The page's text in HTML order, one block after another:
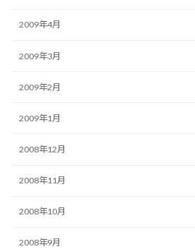
2009年4月
2009年3月
2009年2月
2009年1月
2008年12月
2008年11月
2008年10月
2008年9月